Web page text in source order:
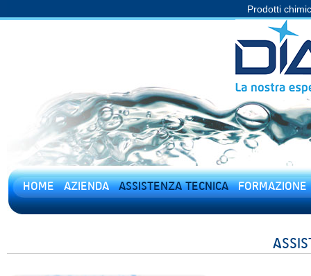
Prodotti
HOME AZIENDA ASSISTENZA TECNICA FORMAZIONE